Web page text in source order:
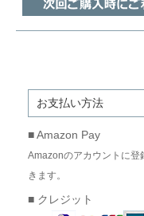
お支払い方法
■ Amazon Pay
Amazonのアカウントに登
きます。
■ クレジット